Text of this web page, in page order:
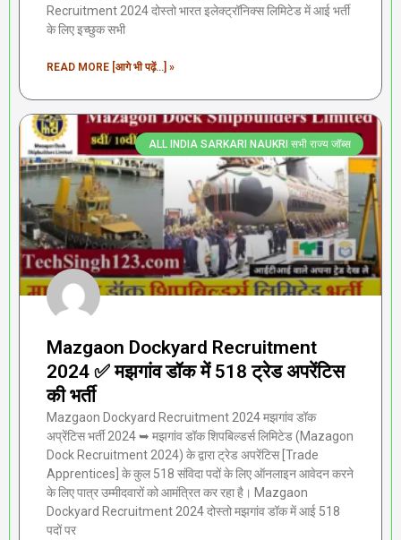
Recruitment 2024 दोस्तो भारत इलेक्ट्रॉनिक्स लिमिटेड में आई भर्ती
के लिए इच्छुक सभी
READ MORE [आगे भी पढ़ें...] »
ALL INDIA SARKARI NAUKRI सभी राज्य जॉब्स
Mazgaon Dockyard Recruitment
2024 ✅ मझगांव डॉक में 518 ट्रेड अपरेंटिस
की भर्ती
Mazgaon Dockyard Recruitment 2024 मझगांव डॉक
अप्रेंटिस भर्ती 2024 ➥ मझगांव डॉक शिपबिल्डर्स लिमिटेड (Mazagon
Dock Recruitment 2024) के द्वारा ट्रेड अपरेंटिस [Trade
Apprentices] के कुल 518 संविदा पदों के लिए ऑनलाइन आवेदन करने
के लिए पात्र उम्मीदवारों को आमंत्रित कर रहा है। Mazgaon
Dockyard Recruitment 2024 दोस्तो मझगांव डॉक में आई 518
पदों पर